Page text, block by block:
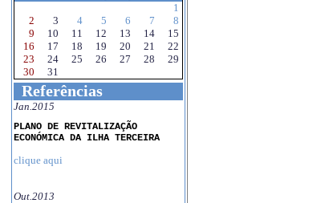
1
2
3 4 5 6 7
8
9
10 11 12 13 14
15
16
17 18 19 20 21
22
23
24 25 26 27 28
29
30
31
Referências
Jan.2015
PLANO DE REVITALIZAÇÃO
ECONÓMICA DA ILHA TERCEIRA
clique aqui
Out.2013